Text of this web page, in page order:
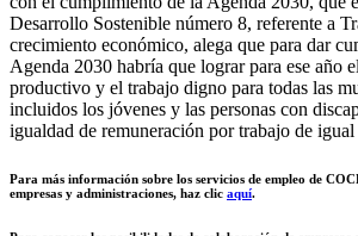
Desarrollo Sostenible número 8, referente a
crecimiento económico, alega que para dar
Agenda 2030 habría que lograr para ese año
productivo y el trabajo digno para todas las
incluidos los jóvenes y las personas con
igualdad de remuneración por trabajo de igual
Para más información sobre los servicios de empleo de
empresas y administraciones, haz clic aquí.